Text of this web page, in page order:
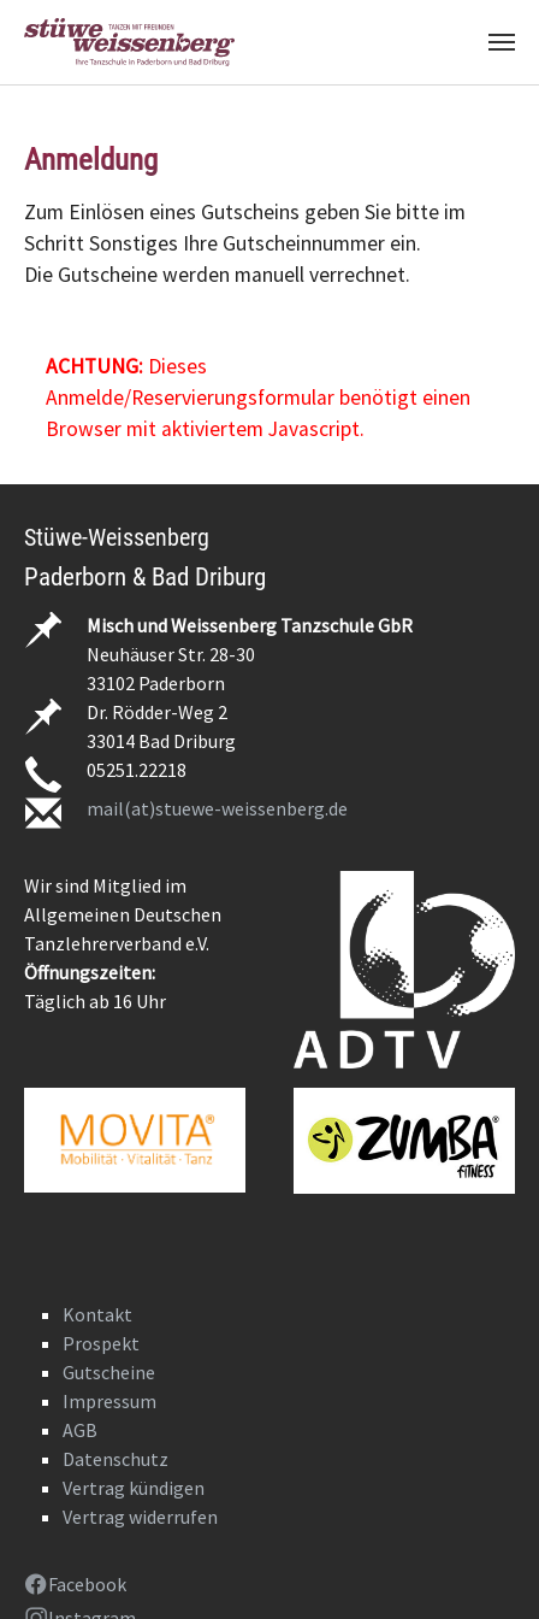
Anmeldung
Zum Einlösen eines Gutscheins geben Sie bitte im
Schritt Sonstiges Ihre Gutscheinnummer ein.
Die Gutscheine werden manuell verrechnet.
ACHTUNG:Dieses
Anmelde/Reservierungsformular benötigt einen
Browser mit aktiviertem Javascript.
Stüwe-Weissenberg
Paderborn & Bad Driburg
Misch und Weissenberg Tanzschule GbR
Neuhäuser Str. 28-30
33102 Paderborn
Dr. Rödder-Weg 2
33014 Bad Driburg
05251.22218
mail(at)stuewe-weissenberg.de
Wir sind Mitglied im
Allgemeinen Deutschen
Tanzlehrerverband e.V.
Öffnungszeiten:
Täglich ab 16 Uhr
Kontakt
Prospekt
Gutscheine
Impressum
AGB
Datenschutz
Vertrag kündigen
Vertrag widerrufen
Facebook